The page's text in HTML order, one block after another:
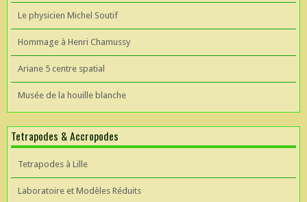
Le physicien Michel Soutif
Hommage à Henri Chamussy
Ariane 5 centre spatial
Musée de la houille blanche
Tetrapodes & Accropodes
Tetrapodes à Lille
Laboratoire et Modèles Réduits